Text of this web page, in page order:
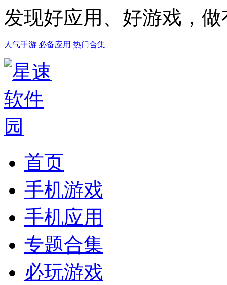
发现好应用、好游戏，
人气手游 必备应用 热门合集
首页
手机游戏
手机应用
专题合集
必玩游戏